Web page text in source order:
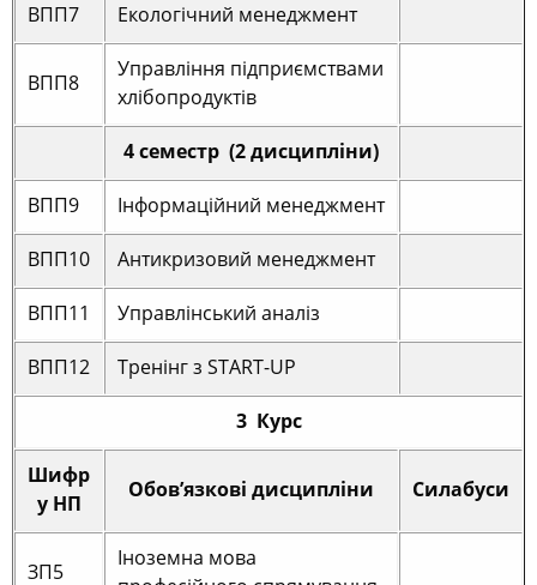
ВПП7 Екологічний менеджмент
ВПП8
Управління підприємствами
хлібопродуктів
4 семестр (2 дисципліни)
ВПП9 Інформаційний менеджмент
ВПП10 Антикризовий менеджмент
ВПП11 Управлінський аналіз
ВПП12 Тренінг з START-UP
3 Курс
Шифр
у НП
Обов’язкові дисципліни Силабуси
ЗП5
Іноземна мова